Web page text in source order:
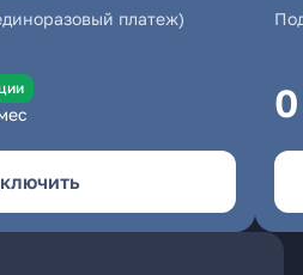
платеж)
0